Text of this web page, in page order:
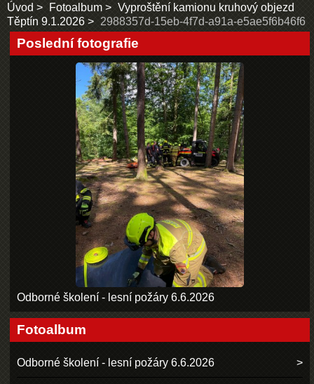
Úvod Fotoalbum
Vyproštění kamionu kruhový objezd
Těptín 9.1.2026
2988357d-15eb-4f7d-a91a-e5ae5f6b46f6
Poslední fotografie
Odborné školení - lesní požáry 6.6.2026
Fotoalbum
Odborné školení - lesní požáry 6.6.2026